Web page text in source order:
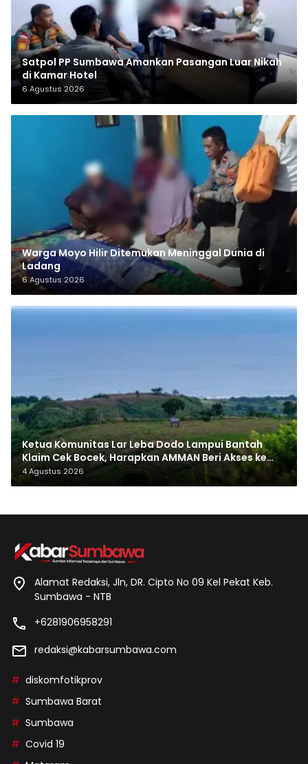
Satpol PP Sumbawa Amankan Pasangan Luar Nikah
di Kamar Hotel
6 Agustus 2026
Warga Moyo Hilir Ditemukan Meninggal Dunia di
Ladang
6 Agustus 2026
Ketua Komunitas Lar Leba Dodo Lampui Bantah
Klaim Cek Bocek, Harapkan AMMAN Beri Akses ke
Makam Leluhur
4 Agustus 2026
Alamat Redaksi, Jln, DR. Cipto No 09 Kel Pekat Keb.
Sumbawa - NTB
+6281906958291
redaksi@kabarsumbawa.com
diskomfotikprov
Sumbawa Barat
Sumbawa
Covid 19